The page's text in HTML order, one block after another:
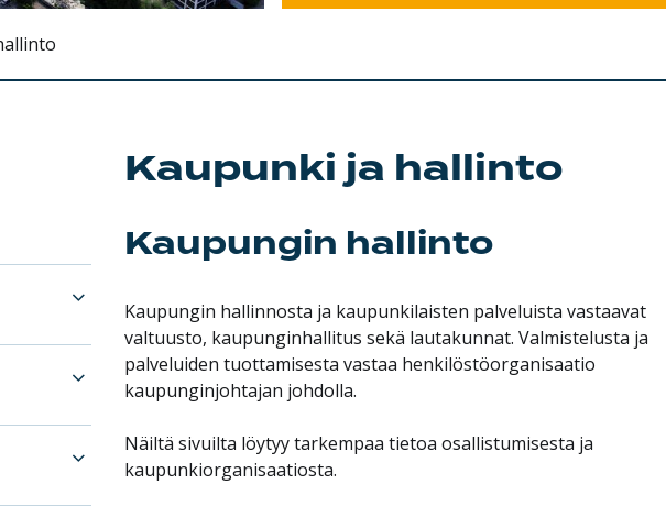
Kaupunki ja hallinto
Kaupungin hallinto
Kaupungin hallinnosta ja kaupunkilaisten palveluista vastaavat
valtuusto, kaupunginhallitus sekä lautakunnat. Valmistelusta ja
palveluiden tuottamisesta vastaa henkilöstöorganisaatio
kaupunginjohtajan johdolla.
Näiltä sivuilta löytyy tarkempaa tietoa osallistumisesta ja
kaupunkiorganisaatiosta.